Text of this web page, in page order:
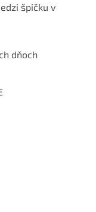
špičku v
dňoch